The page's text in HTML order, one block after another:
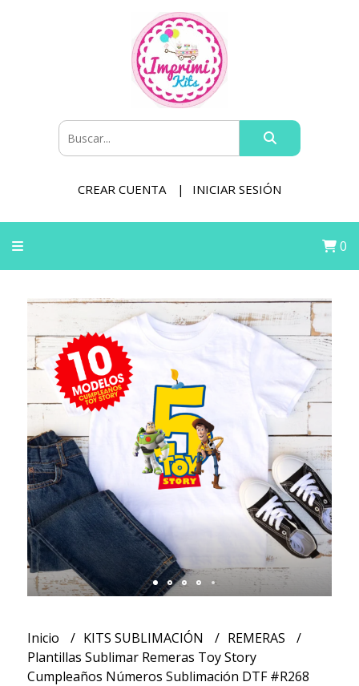
CREAR CUENTA INICIAR SESIÓN
0
Inicio KITS SUBLIMACIÓN
REMERAS
Plantillas Sublimar Remeras Toy Story
Cumpleaños Números Sublimación DTF #R268